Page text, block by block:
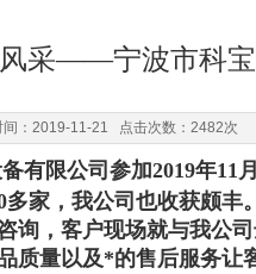
风采——宁波市科
间：2019-11-21 点击次数：2482次
有限公司参加2019年11
家，我公司也收获颇丰
询，客户现场就与我公
质量以及*的售后服务让